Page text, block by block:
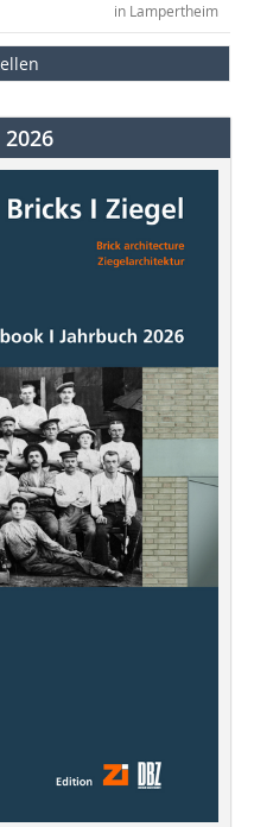
in Lampertheim